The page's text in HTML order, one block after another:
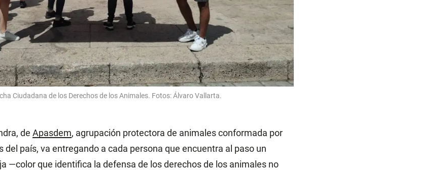
Ciudadana de los Derechos de los Animales. Fotos: Álvaro Vallarta.
de Apasdem, agrupación protectora de animales conformada por
del país, va entregando a cada persona que encuentra al paso un
—color que identifica la defensa de los derechos de los animales no